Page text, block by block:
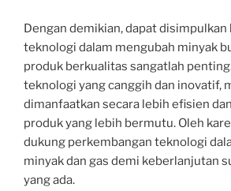
Dengan demikian, dapat disimpulkan
teknologi dalam mengubah minyak
produk berkualitas sangatlah
teknologi yang canggih dan inovatif,
dimanfaatkan secara lebih efisien
produk yang lebih bermutu. Oleh
dukung perkembangan teknologi
minyak dan gas demi keberlanjutan
yang ada.